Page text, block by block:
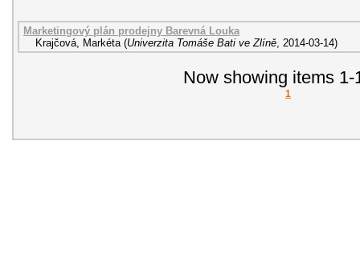
Marketingový plán prodejny Barevná Louka
Krajčová, Markéta (Univerzita Tomáše Bati ve Zlíně, 2014-03-14)
Now showing items 1-
1